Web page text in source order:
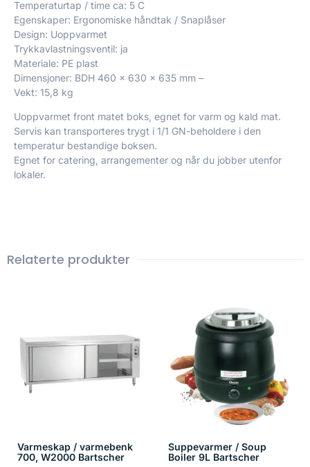
Temperaturtap / time ca: 5 C
Egenskaper: Ergonomiske håndtak / Snaplåser
Design: Uoppvarmet
Trykkavlastningsventil: ja
Materiale: PE plast
Dimensjoner: BDH 460 x 630 x 635 mm –
Vekt: 15,8 kg
Uoppvarmet front matet boks, egnet for varm og kald mat.
Servis kan transporteres trygt i 1/1 GN-beholdere i den
temperatur bestandige boksen.
Egnet for catering, arrangementer og når du jobber utenfor
lokaler.
Relaterte produkter
Varmeskap / varmebenk
700, W2000 Bartscher
Suppevarmer / Soup
Boiler 9L Bartscher